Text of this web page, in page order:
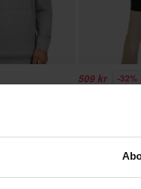
509 kr -32%
FOX Legacy
Populärt